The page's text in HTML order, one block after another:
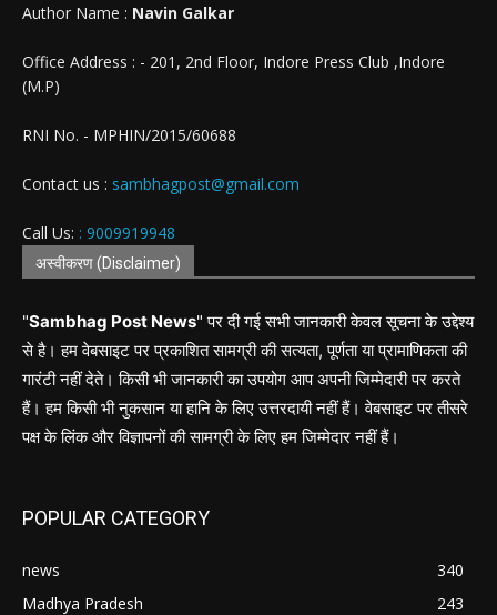
Author Name : Navin Galkar
Office Address : - 201, 2nd Floor, Indore Press Club ,Indore
(M.P)
RNI No. - MPHIN/2015/60688
Contact us : sambhagpost@gmail.com
Call Us: : 9009919948
अस्वीकरण (Disclaimer)
"Sambhag Post News" पर दी गई सभी जानकारी केवल सूचना के उद्देश्य
से है। हम वेबसाइट पर प्रकाशित सामग्री की सत्यता, पूर्णता या प्रामाणिकता की
गारंटी नहीं देते। किसी भी जानकारी का उपयोग आप अपनी जिम्मेदारी पर करते
हैं। हम किसी भी नुकसान या हानि के लिए उत्तरदायी नहीं हैं। वेबसाइट पर तीसरे
पक्ष के लिंक और विज्ञापनों की सामग्री के लिए हम जिम्मेदार नहीं हैं।
POPULAR CATEGORY
news
340
Madhya Pradesh
243